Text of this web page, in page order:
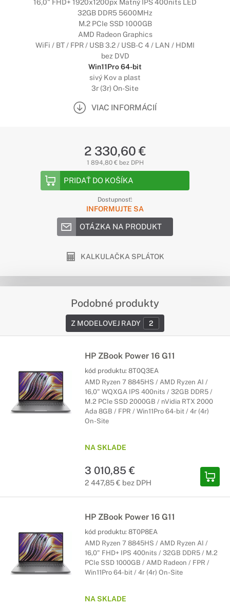
16,0" FHD+ 1920x1200px Matný IPS 400nits LED
32GB DDR5 5600MHz
M.2 PCIe SSD 1000GB
AMD Radeon Graphics
WiFi / BT / FPR / USB 3.2 / USB-C 4 / LAN / HDMI
bez DVD
Win11Pro 64-bit
sivý Kov a plast
3r (3r) On-Site
VIAC INFORMÁCIÍ
2 330,60 €
1 894,80 € bez DPH
PRIDAŤ DO KOŠÍKA
Dostupnosť:
INFORMUJTE SA
OTÁZKA NA PRODUKT
KALKULAČKA SPLÁTOK
Podobné produkty
Z MODELOVEJ RADY 2
HP ZBook Power 16 G11
kód produktu: 8T0Q3EA
AMD Ryzen 7 8845HS / AMD Ryzen AI /
16,0" WQXGA IPS 400nits / 32GB DDR5 /
M.2 PCIe SSD 2000GB / nVidia RTX 2000
Ada 8GB / FPR / Win11Pro 64-bit / 4r (4r)
On-Site
NA SKLADE
3 010,85 €
2 447,85 € bez DPH
HP ZBook Power 16 G11
kód produktu: 8T0P8EA
AMD Ryzen 7 8845HS / AMD Ryzen AI /
16,0" FHD+ IPS 400nits / 32GB DDR5 / M.2
PCIe SSD 1000GB / AMD Radeon / FPR /
Win11Pro 64-bit / 4r (4r) On-Site
NA SKLADE